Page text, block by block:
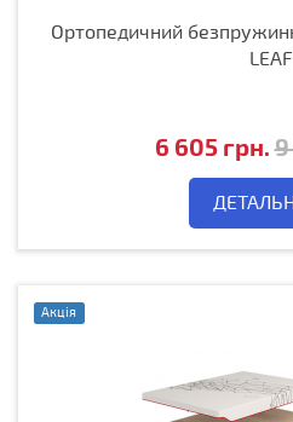
Ортопедичний
LEAF
6 605 грн.9
Акція